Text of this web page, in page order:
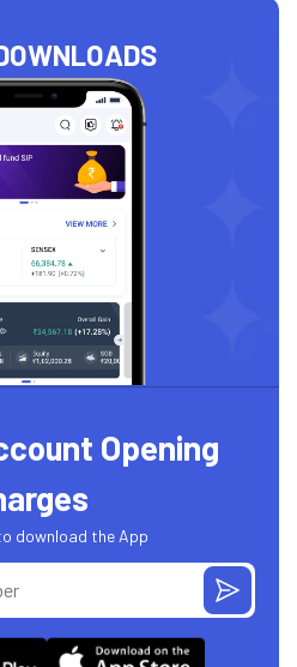
Opening
download the App